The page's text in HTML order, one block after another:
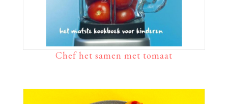
Chef het samen met tomaat